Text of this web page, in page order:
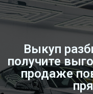
Выкуп
получите
продаже